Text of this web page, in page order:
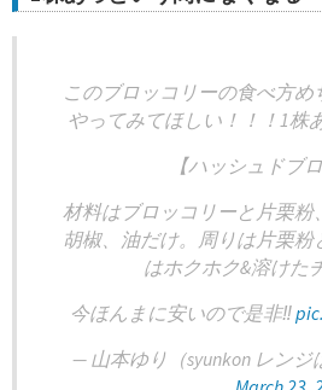
このブロッコリーの食べ方
やってみてほしい！！！1株
【ハッシュドブ
材料はブロッコリーと片栗
胡椒、油だけ。周りは片栗
はホクホク&溶けた
今ほんまに安いので是非‼️
— 山本ゆり（syunkon レンジ